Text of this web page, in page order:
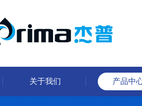
关于我们 产品中